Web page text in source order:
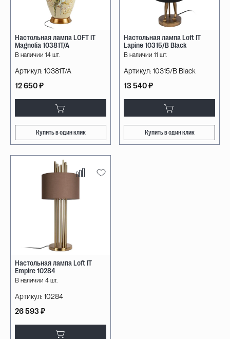
Настольная лампа LOFT IT
Magnolia 10381T/A
В наличии 14 шт.
Артикул: 10381T/A
12 650 ₽
Купить в один клик
Настольная лампа Loft IT
Lapine 10315/B Black
В наличии 11 шт.
Артикул: 10315/B Black
13 540 ₽
Купить в один клик
Настольная лампа Loft IT
Empire 10284
В наличии 4 шт.
Артикул: 10284
26 593 ₽